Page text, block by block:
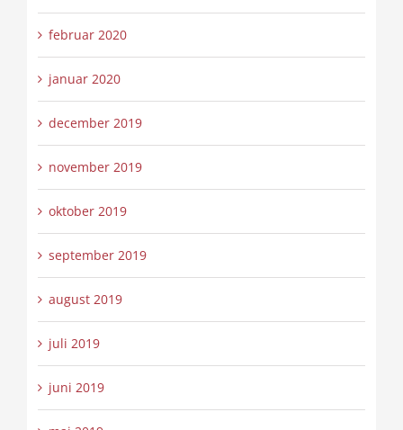
februar 2020
januar 2020
december 2019
november 2019
oktober 2019
september 2019
august 2019
juli 2019
juni 2019